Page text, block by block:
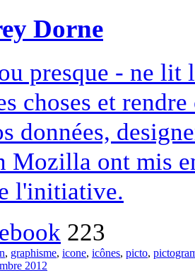
Dorne
presque - ne
choses et
données,
Mozilla ont mis
l'initiative.
223
, graphisme, icone, icônes, picto,
2012